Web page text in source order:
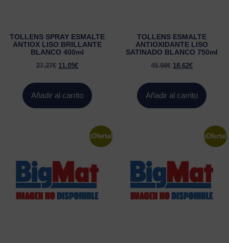
TOLLENS SPRAY ESMALTE
ANTIOX LISO BRILLANTE
BLANCO 400ml
27.27€ 11.05€
Añadir al carrito
TOLLENS ESMALTE
ANTIOXIDANTE LISO
SATINADO BLANCO 750ml
45.98€ 18.62€
Añadir al carrito
¡Oferta! ¡Oferta!